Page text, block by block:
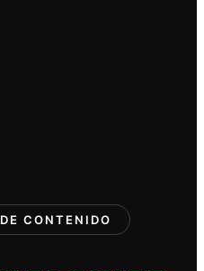
CONTENIDO